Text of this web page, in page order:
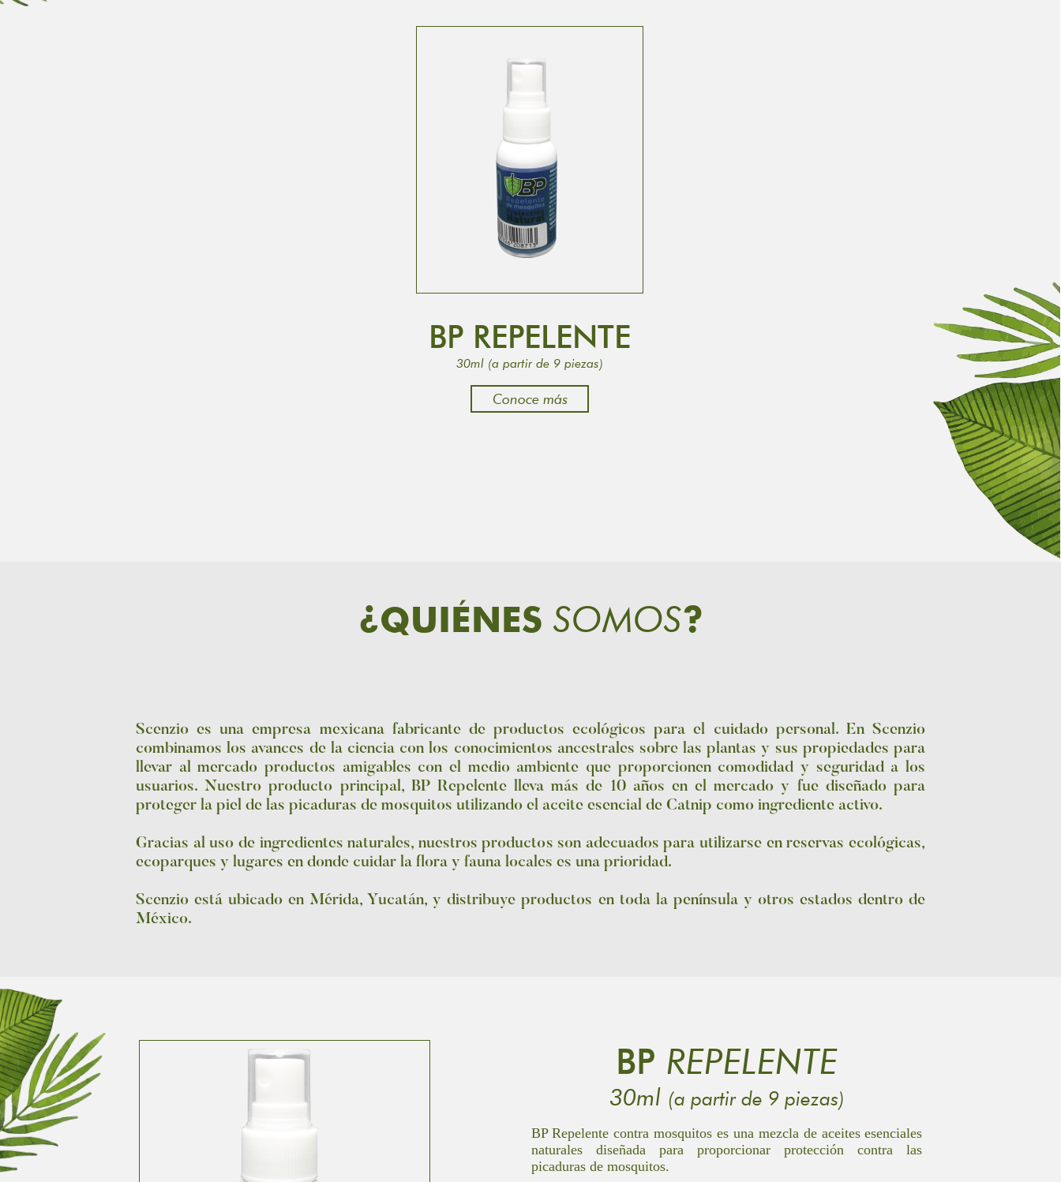
BP REPELENTE
30ml (a partir de 9 piezas)
Conoce más
¿QUIÉNES SOMOS?
Scenzio es una empresa mexicana fabricante de productos ecológicos para el cuidado personal. En Scenzio
combinamos los avances de la ciencia con los conocimientos ancestrales sobre las plantas y sus propiedades para
llevar al mercado productos amigables con el medio ambiente que proporcionen comodidad y seguridad a los
usuarios. Nuestro producto principal, BP Repelente lleva más de 10 años en el mercado y fue diseñado para
proteger la piel de las picaduras de mosquitos utilizando el aceite esencial de Catnip como ingrediente activo.
Gracias al uso de ingredientes naturales, nuestros productos son adecuados para utilizarse en reservas ecológicas,
ecoparques y lugares en donde cuidar la flora y fauna locales es una prioridad.
Scenzio está ubicado en Mérida, Yucatán, y distribuye productos en toda la península y otros estados dentro de
México.
BP REPELENTE
30ml (a partir de 9 piezas)
BP Repelente contra mosquitos es una mezcla de aceites esenciales
naturales diseñada para proporcionar protección contra las
picaduras de mosquitos.